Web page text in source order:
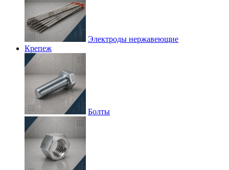
Электроды нержавеющие
Крепеж
Болты